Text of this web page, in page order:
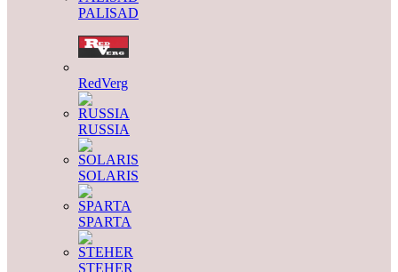
PALISAD
RedVerg
RUSSIA
SOLARIS
SPARTA
STEHER